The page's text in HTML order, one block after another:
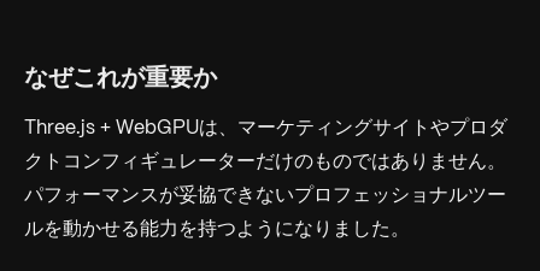
なぜこれが重要か
Three.js + WebGPUは、マーケティングサイトやプロダ
クトコンフィギュレーターだけのものではありません。
パフォーマンスが妥協できないプロフェッショナルツー
ルを動かせる能力を持つようになりました。